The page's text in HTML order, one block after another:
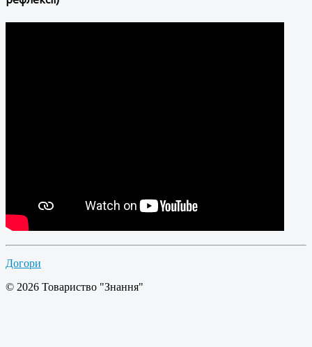
Догори
© 2026 Товариство "Знання"